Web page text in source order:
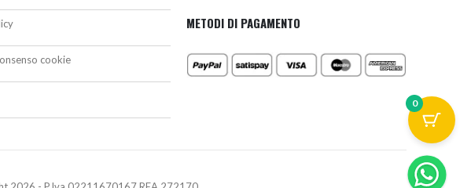
cookie
METODI DI PAGAMENTO
0